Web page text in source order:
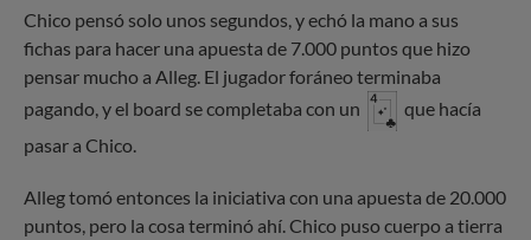
Chico pensó solo unos segundos, y echó la mano a sus
fichas para hacer una apuesta de 7.000 puntos que hizo
pensar mucho a Alleg. El jugador foráneo terminaba
pagando, y el board se completaba con un
que hacía
pasar a Chico.
Alleg tomó entonces la iniciativa con una apuesta de 20.000
puntos, pero la cosa terminó ahí. Chico puso cuerpo a tierra